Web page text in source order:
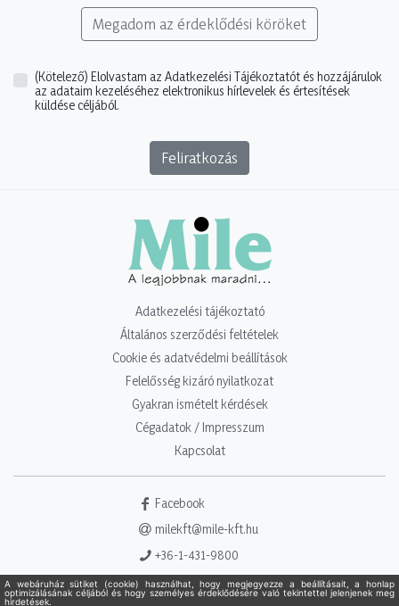
Megadom az érdeklődési köröket
(Kötelező) Elolvastam az Adatkezelési Tájékoztatót és hozzájárulok
az adataim kezeléséhez elektronikus hírlevelek és értesítések
küldése céljából.
Feliratkozás
Adatkezelési tájékoztató
Általános szerződési feltételek
Cookie és adatvédelmi beállítások
Felelősség kizáró nyilatkozat
Gyakran ismételt kérdések
Cégadatok / Impresszum
Kapcsolat
Facebook
milekft@mile-kft.hu
+36-1-431-9800